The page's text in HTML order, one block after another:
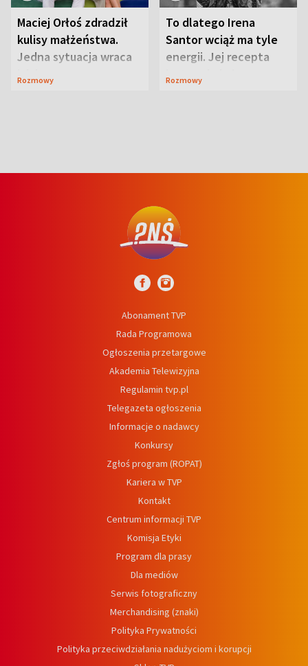
Maciej Orłoś zdradził
kulisy małżeństwa.
Jedna sytuacja wraca
jak bumerang
Rozmowy
To dlatego Irena
Santor wciąż ma tyle
energii. Jej recepta
jest zaskakująco
Rozmowy
Abonament TVP
Rada Programowa
Ogłoszenia przetargowe
Akademia Telewizyjna
Regulamin tvp.pl
Telegazeta ogłoszenia
Informacje o nadawcy
Konkursy
Zgłoś program (ROPAT)
Kariera w TVP
Kontakt
Centrum informacji TVP
Komisja Etyki
Program dla prasy
Dla mediów
Serwis fotograficzny
Merchandising (znaki)
Polityka Prywatności
Polityka przeciwdziałania nadużyciom i korupcji